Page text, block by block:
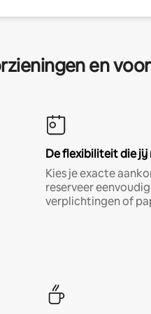
en
De flexibiliteit die jij
Kies je exacte
reserveer
verplichtingen of